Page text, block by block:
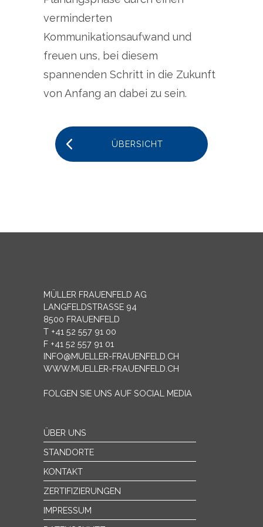
verminderten
Kommunikationsaufwand und
freuen uns, bei diesem
spannenden Schritt in die Zukunft
von Anfang an dabei zu sein.
ÜBERSICHT
MÜLLER FRAUENFELD AG
LANGFELDSTRASSE 94
8500 FRAUENFELD
T +41 52 557 91 00
F +41 52 557 91 01
INFO@MUELLER-FRAUENFELD.CH
WWW.MUELLER-FRAUENFELD.CH
FOLGEN SIE UNS AUF SOCIAL MEDIA
ÜBER UNS
STANDORTE
KONTAKT
ZERTIFIZIERUNGEN
IMPRESSUM